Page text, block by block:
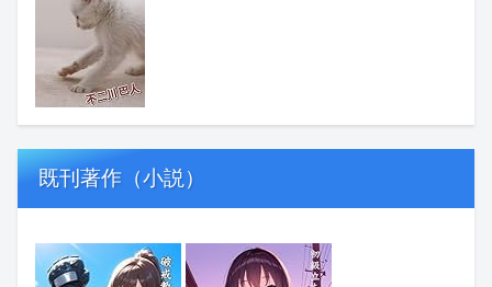
既刊著作（小説）